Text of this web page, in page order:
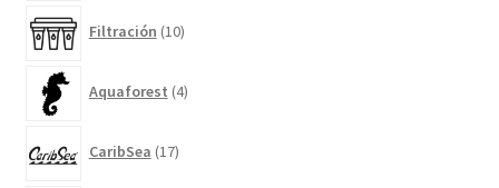
Filtración 10productos
Aquaforest 4productos
CaribSea 17productos